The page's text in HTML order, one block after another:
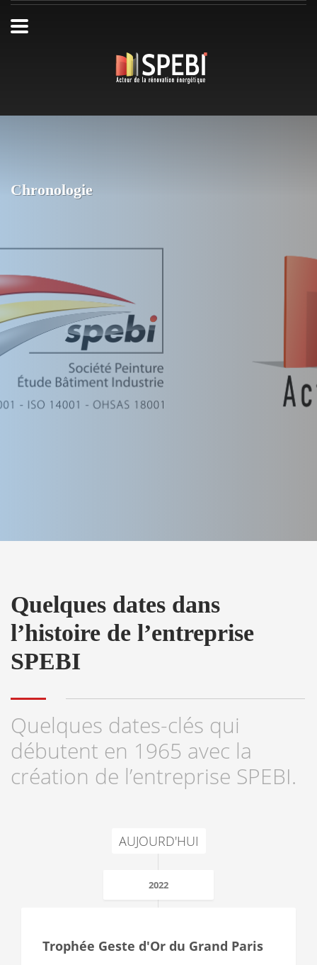
Chronologie
Quelques dates dans
l’histoire de l’entreprise
SPEBI
Quelques dates-clés qui
débutent en 1965 avec la
création de l’entreprise SPEBI.
AUJOURD'HUI
2022
Trophée Geste d'Or du Grand Paris